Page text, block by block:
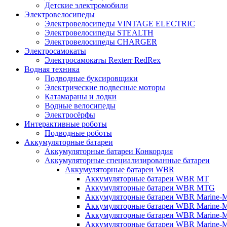
Детские электромобили
Электровелосипеды
Электровелосипеды VINTAGE ELECTRIC
Электровелосипеды STEALTH
Электровелосипеды CHARGER
Электросамокаты
Электросамокаты Rexterr RedRex
Водная техника
Подводные буксировщики
Электрические подвесные моторы
Катамараны и лодки
Водные велосипеды
Электросёрфы
Интерактивные роботы
Подводные роботы
Аккумуляторные батареи
Аккумуляторные батареи Конкордия
Аккумуляторные специализированные батареи
Аккумуляторные батареи WBR
Аккумуляторные батареи WBR MT
Аккумуляторные батареи WBR MTG
Аккумуляторные батареи WBR Marine-
Аккумуляторные батареи WBR Marine-
Аккумуляторные батареи WBR Marine-
Аккумуляторные батареи WBR Marine-